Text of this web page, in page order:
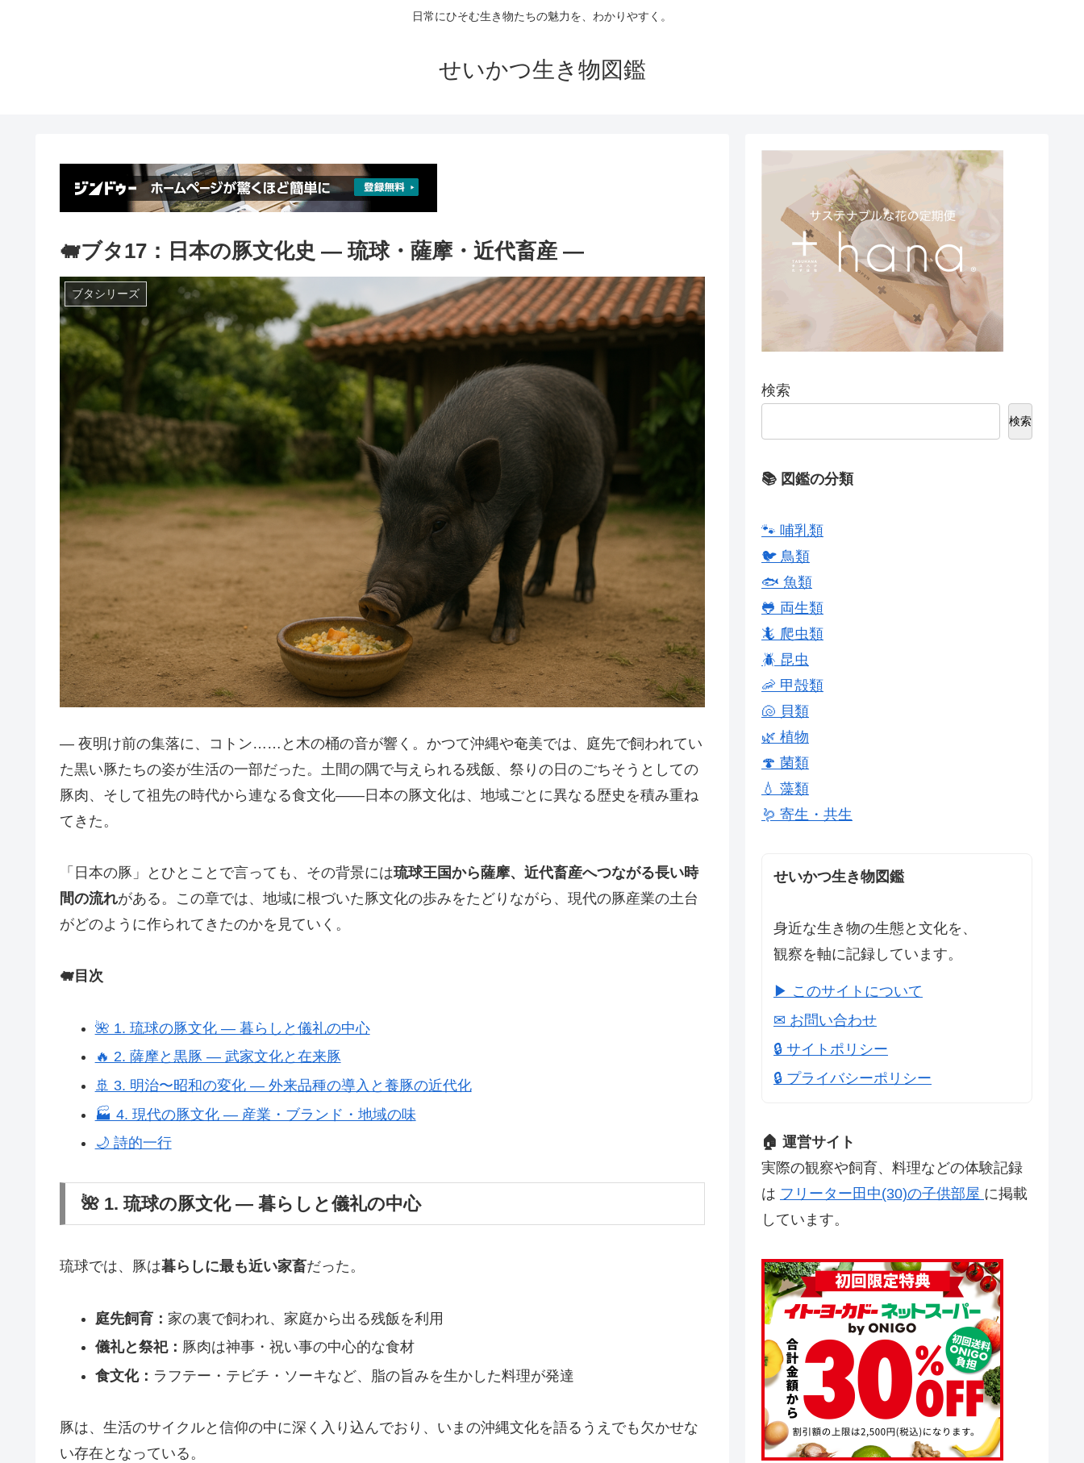
日常にひそむ生き物たちの魅力を、わかりやすく。
せいかつ生き物図鑑
🐖ブタ17：日本の豚文化史 ― 琉球・薩摩・近代畜産 ―
ブタシリーズ
― 夜明け前の集落に、コトン……と木の桶の音が響く。かつて沖縄や奄美では、庭先で飼われてい
た黒い豚たちの姿が生活の一部だった。土間の隅で与えられる残飯、祭りの日のごちそうとしての
豚肉、そして祖先の時代から連なる食文化――日本の豚文化は、地域ごとに異なる歴史を積み重ね
てきた。
「日本の豚」とひとことで言っても、その背景には琉球王国から薩摩、近代畜産へつながる長い時
間の流れがある。この章では、地域に根づいた豚文化の歩みをたどりながら、現代の豚産業の土台
がどのように作られてきたのかを見ていく。
🐖目次
🌺 1. 琉球の豚文化 ― 暮らしと儀礼の中心
🔥 2. 薩摩と黒豚 ― 武家文化と在来豚
🚢 3. 明治〜昭和の変化 ― 外来品種の導入と養豚の近代化
🏭 4. 現代の豚文化 ― 産業・ブランド・地域の味
🌙 詩的一行
🌺 1. 琉球の豚文化 ― 暮らしと儀礼の中心
琉球では、豚は暮らしに最も近い家畜だった。
庭先飼育： 家の裏で飼われ、家庭から出る残飯を利用
儀礼と祭祀： 豚肉は神事・祝い事の中心的な食材
食文化： ラフテー・テビチ・ソーキなど、脂の旨みを生かした料理が発達
豚は、生活のサイクルと信仰の中に深く入り込んでおり、いまの沖縄文化を語るうえでも欠かせな
い存在となっている。
検索
検索
📚 図鑑の分類
🐾 哺乳類
🐦 鳥類
🐟 魚類
🐸 両生類
🦎 爬虫類
🪲 昆虫
🦐 甲殻類
🐚 貝類
🌿 植物
🍄 菌類
💧 藻類
🪱 寄生・共生
せいかつ生き物図鑑
身近な生き物の生態と文化を、
観察を軸に記録しています。
▶ このサイトについて
✉ お問い合わせ
🔒 サイトポリシー
🔒 プライバシーポリシー
🏠 運営サイト
実際の観察や飼育、料理などの体験記録
は フリーター田中(30)の子供部屋 に掲載
しています。